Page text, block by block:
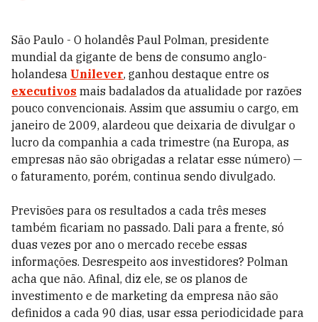
São Paulo - O holandês Paul Polman, presidente
mundial da gigante de bens de consumo anglo-
holandesa Unilever, ganhou destaque entre os
executivos mais badalados da atualidade por razões
pouco convencionais. Assim que assumiu o cargo, em
janeiro de 2009, alardeou que deixaria de divulgar o
lucro da companhia a cada trimestre (na Europa, as
empresas não são obrigadas a relatar esse número) —
o faturamento, porém, continua sendo divulgado.
Previsões para os resultados a cada três meses
também ficariam no passado. Dali para a frente, só
duas vezes por ano o mercado recebe essas
informações. Desrespeito aos investidores? Polman
acha que não. Afinal, diz ele, se os planos de
investimento e de marketing da empresa não são
definidos a cada 90 dias, usar essa periodicidade para